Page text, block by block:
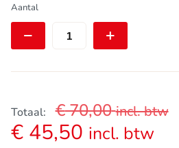
Aantal
Pirelli
Cinturato
Gravel
|
Terrain
|
622/700C
aantal
Totaal: €70,00 incl. btw
€45,50 incl. btw